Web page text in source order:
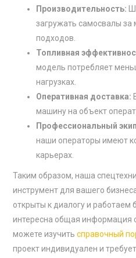
Производительность:
загружать самосвалы
подходов.
Топливная
модель потребляет
нагрузках.
Оперативная доставка:
машину на объект
Профессиональный
наши операторы имеют
карьерах.
Таким образом, наша
инструмент для вашего
открыты к диалогу и работаем
интересна общая информация
можете изучитьсправочный
проект индивидуален и